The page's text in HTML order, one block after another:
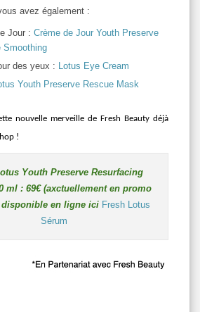
avez également :
Jour : Crème de Jour Youth Preserve
Smoothing
des yeux : Lotus Eye Cream
Youth Preserve Rescue Mask
nouvelle merveille de Fresh Beauty déjà
!
Youth Preserve Resurfacing
ml : 69€ (axctuellement en promo
disponible en ligne ici Fresh Lotus
Sérum